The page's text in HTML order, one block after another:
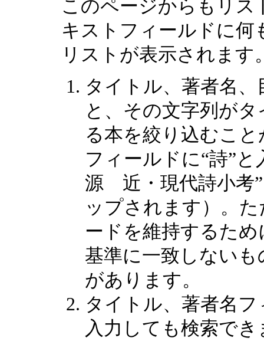
このページからもリ
キストフィールドに何
リストが表示されます
タイトル、著者名
と、その文字列が
る本を絞り込むこ
フィールドに“詩”と
源 近・現代詩小考
ップされます）。
ードを維持するた
基準に一致しない
があります。
タイトル、著者名
入力しても検索で